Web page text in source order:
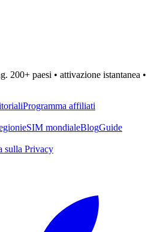
200+ paesi • attivazione istantanea •
Programma affiliati
eSIM mondialeBlogGuide
sulla Privacy